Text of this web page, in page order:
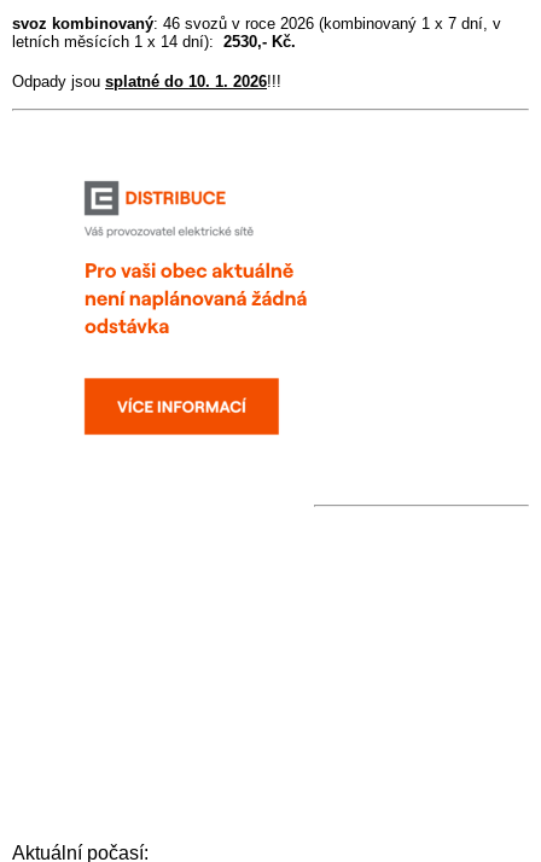
svoz kombinovaný: 46 svozů v roce 2026 (kombinovaný 1 x 7 dní, v
letních měsících 1 x 14 dní): 2530,- Kč.
Odpady jsou splatné do 10. 1. 2026!!!
Aktuální počasí: